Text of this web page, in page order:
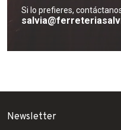
Si lo prefieres,
Newsletter